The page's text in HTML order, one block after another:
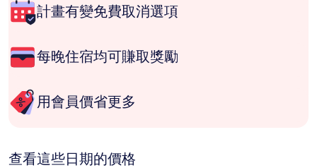
計畫有變免費取消選項
每晚住宿均可賺取獎勵
用會員價省更多
查看這些日期的價格